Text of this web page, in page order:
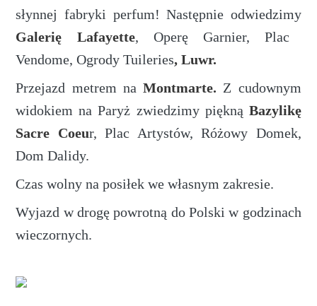
słynnej fabryki perfum! Następnie odwiedzimy
Galerię Lafayette, Operę Garnier, Plac
Vendome, Ogrody Tuileries, Luwr.
Przejazd metrem naMontmarte. Z cudownym
widokiem na Paryż zwiedzimy piękną Bazylikę
Sacre Coeur, Plac Artystów, Różowy Domek,
Dom Dalidy.
Czas wolny na posiłek we własnym zakresie.
Wyjazd w drogę powrotną do Polski w godzinach
wieczornych.